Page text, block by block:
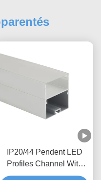
IP20/44 Pendent LED
Profiles Channel With
UGR Diffuser For